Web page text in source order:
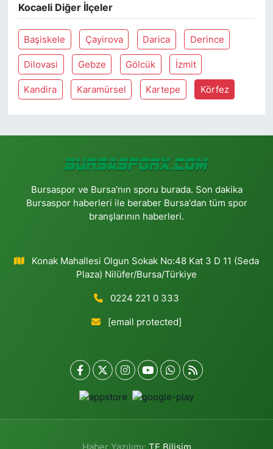
Kocaeli Diğer İlçeler
Başiskele Çayirova Darica Derince
Dilovasi Gebze Gölcük İzmit
Kandira Karamürsel Kartepe Körfez
Bursaspor ve Bursa'nın sporu burada. Son dakika
Bursaspor haberleri ile beraber Bursa'dan tüm spor
branşlarının haberleri.
Konak Mahallesi Olgun Sokak No:48 Kat 3 D 11 (Seda
Plaza) Nilüfer/Bursa/Türkiye
0224 221 0 333
[email protected]